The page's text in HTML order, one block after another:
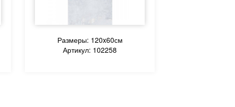
Размеры: 120x60см
Артикул: 102258